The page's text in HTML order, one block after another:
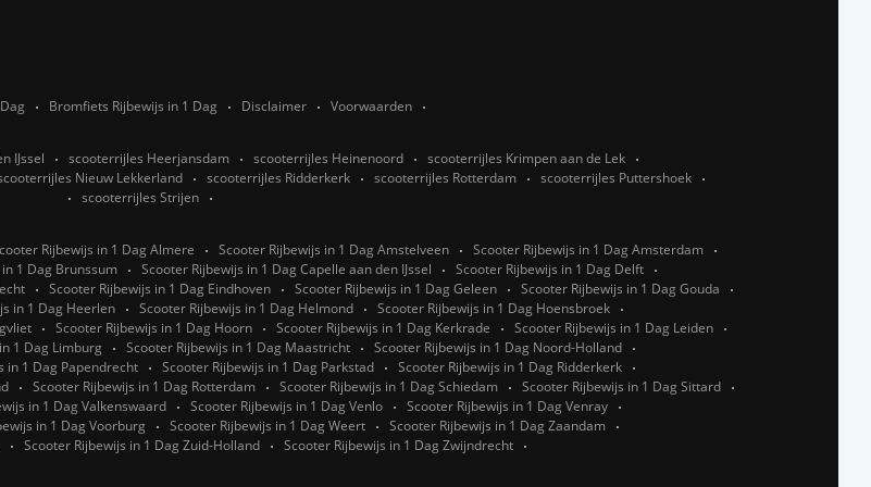
Bromfiets Rijbewijs in 1 Dag Disclaimer Voorwaarden
IJssel scooterrijles Heerjansdam scooterrijles Heinenoord
scooterrijles Krimpen aan de Lek
Nieuw Lekkerland scooterrijles Ridderkerk scooterrijles Rotterdam
scooterrijles Puttershoek
scooterrijles Strijen
Rijbewijs in 1 Dag Almere Scooter Rijbewijs in 1 Dag Amstelveen
Scooter Rijbewijs in 1 Dag Amsterdam
1 Dag Brunssum Scooter Rijbewijs in 1 Dag Capelle aan den IJssel
Scooter Rijbewijs in 1 Dag Delft
Scooter Rijbewijs in 1 Dag Eindhoven Scooter Rijbewijs in 1 Dag Geleen
Scooter Rijbewijs in 1 Dag Gouda
in 1 Dag Heerlen Scooter Rijbewijs in 1 Dag Helmond
Scooter Rijbewijs in 1 Dag Hoensbroek
Scooter Rijbewijs in 1 Dag Hoorn Scooter Rijbewijs in 1 Dag Kerkrade
Scooter Rijbewijs in 1 Dag Leiden
1 Dag Limburg Scooter Rijbewijs in 1 Dag Maastricht
Scooter Rijbewijs in 1 Dag Noord-Holland
in 1 Dag Papendrecht Scooter Rijbewijs in 1 Dag Parkstad
Scooter Rijbewijs in 1 Dag Ridderkerk
Scooter Rijbewijs in 1 Dag Rotterdam Scooter Rijbewijs in 1 Dag Schiedam
Scooter Rijbewijs in 1 Dag Sittard
in 1 Dag Valkenswaard Scooter Rijbewijs in 1 Dag Venlo
Scooter Rijbewijs in 1 Dag Venray
in 1 Dag Voorburg Scooter Rijbewijs in 1 Dag Weert
Scooter Rijbewijs in 1 Dag Zaandam
Scooter Rijbewijs in 1 Dag Zuid-Holland Scooter Rijbewijs in 1 Dag Zwijndrecht